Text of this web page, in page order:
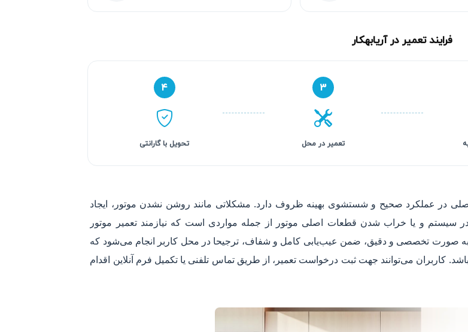
فرایند تعمیر در آریابهکار
۳
تعمیر در محل
۴
تحویل با گارانتی
در عملکرد صحیح و شستشوی بهینه ظروف دارد. مشکلاتی مانند روشن نشدن موتور، ایجاد
و یا خراب شدن قطعات اصلی موتور از جمله مواردی است که نیازمند تعمیر موتور
به صورت تخصصی و دقیق، ضمن عیب‌یابی کامل و شفاف، ترجیحا در محل کاربر انجام می‌شود که
اتحادیه می‌باشد. کاربران می‌توانند جهت ثبت درخواست تعمیر، از طریق تماس تلفنی یا تکمیل فرم آنلاین اقدام